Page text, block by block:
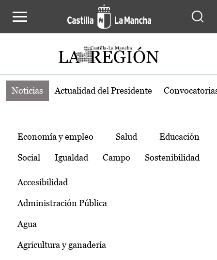
Noticias de la región de Castilla-La
Noticias Actualidad del Presidente
Temas
Economía y empleo Salud Educación
Social Igualdad Campo Sostenibilidad
Accesibilidad
Administración Pública
Agua
Agricultura y ganadería